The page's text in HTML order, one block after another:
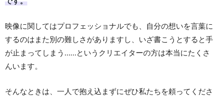
映像に関してはプロフェッショナルでも、自分の想いを言葉に
するのはまた別の難しさがありますし、いざ書こうとすると手
が止まってしまう……というクリエイターの方は本当にたくさ
んいます。
そんなときは、一人で抱え込まずにぜひ私たちを頼ってくださ